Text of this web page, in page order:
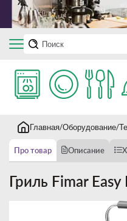
Главная Оборудование
Про товар Описание
Гриль Fimar Easy